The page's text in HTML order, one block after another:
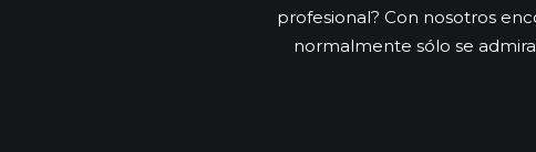
profesional? Con nosotros
normalmente sólo se